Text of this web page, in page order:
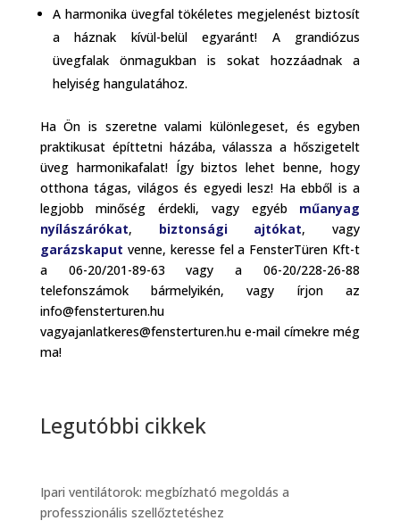
A harmonika üvegfal tökéletes megjelenést biztosít
a háznak kívül-belül egyaránt! A grandiózus
üvegfalak önmagukban is sokat hozzáadnak a
helyiség hangulatához.
Ha Ön is szeretne valami különlegeset, és egyben
praktikusat építtetni házába, válassza a hőszigetelt
üveg harmonikafalat! Így biztos lehet benne, hogy
otthona tágas, világos és egyedi lesz! Ha ebből is a
legjobb minőség érdekli, vagy egyéb műanyag
nyílászárókat, biztonsági ajtókat, vagy
garázskaput venne, keresse fel a FensterTüren Kft-t
a 06-20/201-89-63 vagy a 06-20/228-26-88
telefonszámok bármelyikén, vagy írjon az
info@fensterturen.hu
vagyajanlatkeres@fensterturen.hu e-mail címekre még
ma!
Legutóbbi cikkek
Ipari ventilátorok: megbízható megoldás a
professzionális szellőztetéshez